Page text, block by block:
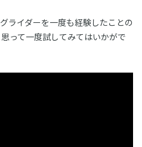
ライダーを一度も経験したことの
って一度試してみてはいかがで